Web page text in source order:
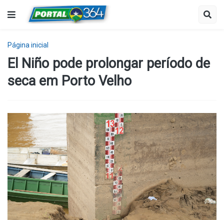
Página inicial
El Niño pode prolongar período de
seca em Porto Velho